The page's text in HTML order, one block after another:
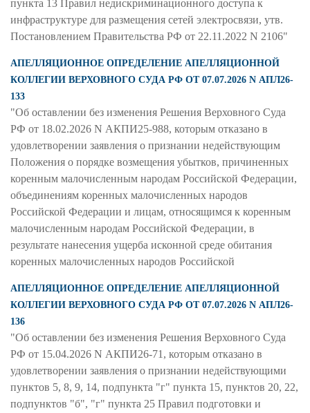
пункта 13 Правил недискриминационного доступа к
инфраструктуре для размещения сетей электросвязи, утв.
Постановлением Правительства РФ от 22.11.2022 N 2106"
АПЕЛЛЯЦИОННОЕ ОПРЕДЕЛЕНИЕ АПЕЛЛЯЦИОННОЙ
КОЛЛЕГИИ ВЕРХОВНОГО СУДА РФ ОТ 07.07.2026 N АПЛ26-
133
"Об оставлении без изменения Решения Верховного Суда
РФ от 18.02.2026 N АКПИ25-988, которым отказано в
удовлетворении заявления о признании недействующим
Положения о порядке возмещения убытков, причиненных
коренным малочисленным народам Российской Федерации,
объединениям коренных малочисленных народов
Российской Федерации и лицам, относящимся к коренным
малочисленным народам Российской Федерации, в
результате нанесения ущерба исконной среде обитания
коренных малочисленных народов Российской
АПЕЛЛЯЦИОННОЕ ОПРЕДЕЛЕНИЕ АПЕЛЛЯЦИОННОЙ
КОЛЛЕГИИ ВЕРХОВНОГО СУДА РФ ОТ 07.07.2026 N АПЛ26-
136
"Об оставлении без изменения Решения Верховного Суда
РФ от 15.04.2026 N АКПИ26-71, которым отказано в
удовлетворении заявления о признании недействующими
пунктов 5, 8, 9, 14, подпункта "г" пункта 15, пунктов 20, 22,
подпунктов "б", "г" пункта 25 Правил подготовки и